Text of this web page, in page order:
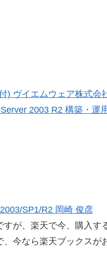
) ヴイエムウェア株式会
2003 R2 構築・運
SP1/R2 岡崎 俊彦
が、楽天で今、購入
今なら楽天ブックスが